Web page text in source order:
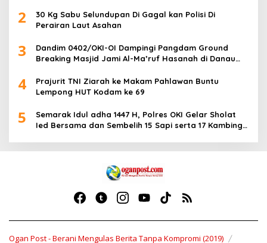
2
30 Kg Sabu Selundupan Di Gagal kan Polisi Di
Perairan Laut Asahan
3
Dandim 0402/OKI-OI Dampingi Pangdam Ground
Breaking Masjid Jami Al-Ma’ruf Hasanah di Danau
4
Prajurit TNI Ziarah ke Makam Pahlawan Buntu
Lempong HUT Kodam ke 69
5
Semarak Idul adha 1447 H, Polres OKI Gelar Sholat
Ied Bersama dan Sembelih 15 Sapi serta 17 Kambing
Ogan Post - Berani Mengulas Berita Tanpa Kompromi (2019)